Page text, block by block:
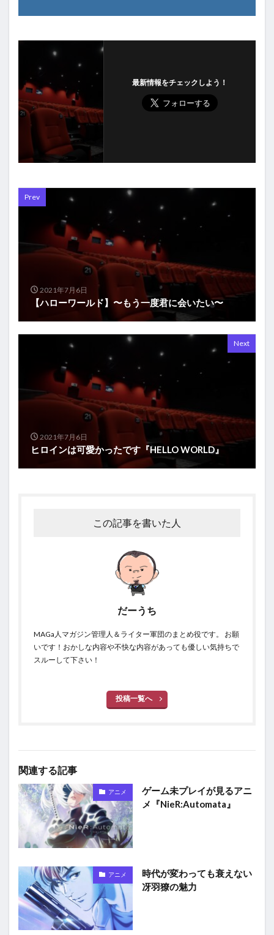
最新情報をチェックしよう！
Prev
2021年7月6日
【ハローワールド】〜もう一度君に会いたい〜
Next
2021年7月6日
ヒロインは可愛かったです『HELLO WORLD』
この記事を書いた人
だーうち
MAGa人マガジン管理人＆ライター軍団のまとめ役です。 お願
いです！おかしな内容や不快な内容があっても優しい気持ちで
スルーして下さい！
投稿一覧へ
関連する記事
アニメ
ゲーム未プレイが見るアニ
メ『NieR:Automata』
アニメ
時代が変わっても衰えない
冴羽獠の魅力